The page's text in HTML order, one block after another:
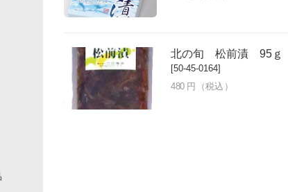
北の旬 松前漬 95ｇ
[50-45-0164]
480 円（税込）